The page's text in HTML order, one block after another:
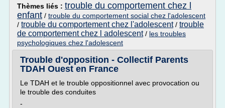
Thèmes liés : trouble du comportement chez l
enfant / trouble du comportement social chez l'adolescent
/ trouble du comportement chez l'adolescent/ trouble
de comportement chez l adolescent/ les troubles
psychologiques chez l'adolescent
Trouble d'opposition - Collectif Parents
TDAH Ouest en France
Le TDAH et le trouble oppositionnel avec provocation ou
le trouble des conduites
-